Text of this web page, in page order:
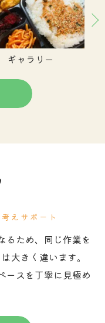
ギャラリー
えサポート
るため、同じ作業を
大きく違います。
ースを丁寧に見極め